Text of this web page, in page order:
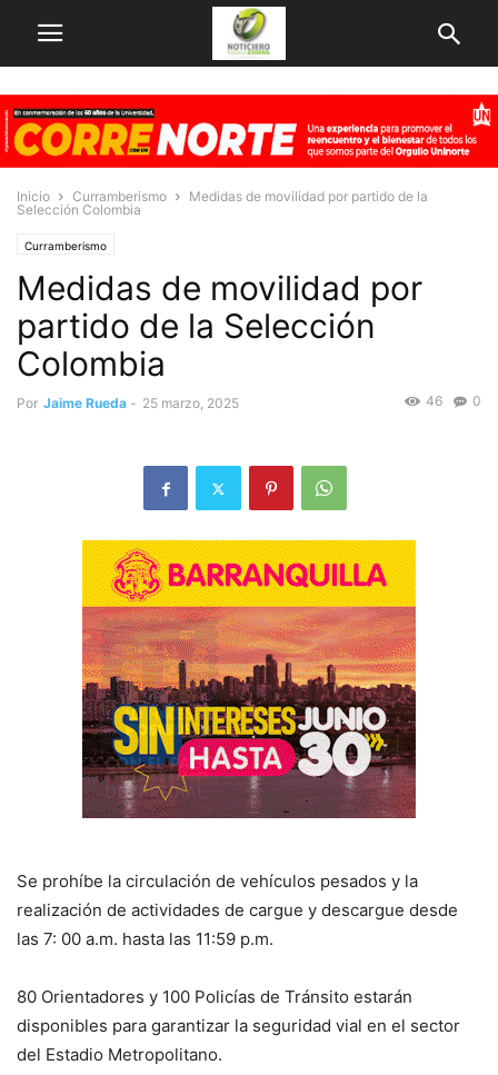
Inicio Curramberismo
Medidas de movilidad por partido de la
Selección Colombia
Curramberismo
Medidas de movilidad por
partido de la Selección
Colombia
Por Jaime Rueda - 25 marzo, 2025 0
46
Se prohíbe la circulación de vehículos pesados y la
realización de actividades de cargue y descargue desde
las 7: 00 a.m. hasta las 11:59 p.m.
80 Orientadores y 100 Policías de Tránsito estarán
disponibles para garantizar la seguridad vial en el sector
del Estadio Metropolitano.